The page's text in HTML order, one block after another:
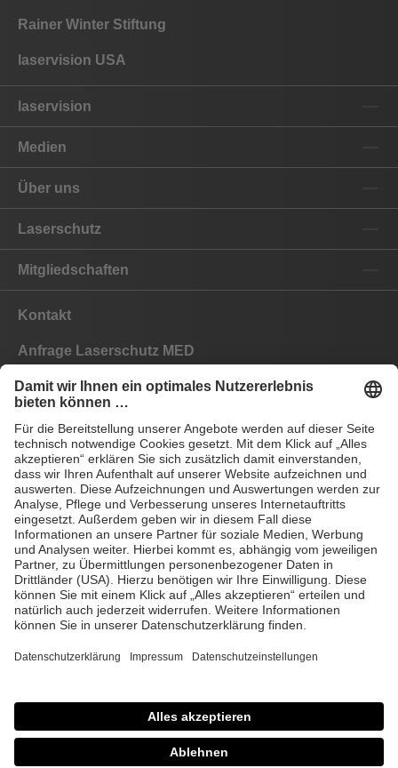
Rainer Winter Stiftung
laservision USA
laservision
Medien
Über uns
Laserschutz
Mitgliedschaften
Kontakt
Anfrage Laserschutz MED
Anfrage Laserschutz IND
EYEPRO Schutzstufenrechner
Gebrauchsanleitungen
Häufige Fragen
CE